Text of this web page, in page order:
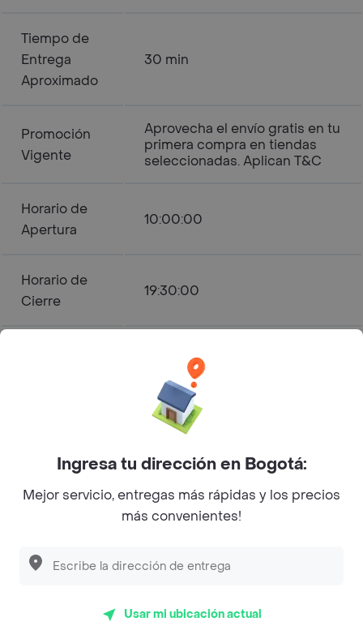
Tiempo de
Entrega
Aproximado
30 min
Promoción
Vigente
Aprovecha el envío gratis en tu
primera compra en tiendas
seleccionadas. Aplican T&C
Horario de
Apertura
10:00:00
Horario de
Cierre
19:30:00
Cascabel - Postres - Usaquén
Menú a Domicilio
Horarios de Apertura y Cierre
10:00 - 19:30
Ingresa tu dirección en Bogotá:
Mejor servicio, entregas más rápidas y los precios
más convenientes!
Usar mi ubicación actual